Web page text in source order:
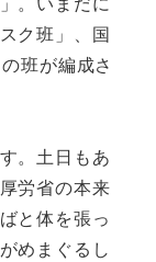
ク班」、国
班が編成さ
。土日もあ
労省の本来
と体を張っ
めまぐるし